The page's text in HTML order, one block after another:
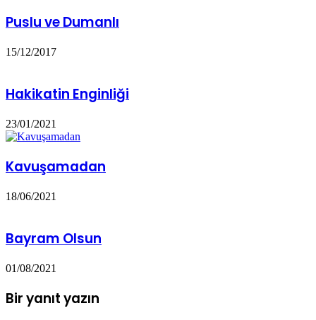
Puslu ve Dumanlı
15/12/2017
Hakikatin Enginliği
23/01/2021
Kavuşamadan
18/06/2021
Bayram Olsun
01/08/2021
Bir yanıt yazın